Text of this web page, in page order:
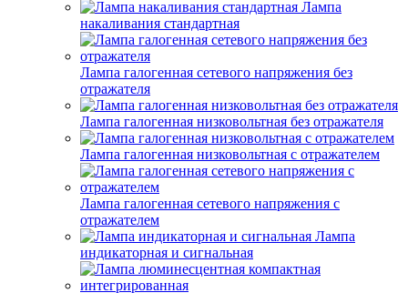
Лампа
накаливания стандартная
Лампа галогенная сетевого напряжения без
отражателя
Лампа галогенная низковольтная без отражателя
Лампа галогенная низковольтная с отражателем
Лампа галогенная сетевого напряжения с
отражателем
Лампа
индикаторная и сигнальная